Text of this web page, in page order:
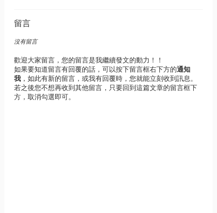
留言
沒有留言
歡迎大家留言，您的留言是我繼續發文的動力！！
如果要知道留言有回覆的話，可以按下留言框右下方的通知
我，如此有新的留言，或我有回覆時，您就能立刻收到訊息。
若之後您不想再收到其他留言，只要回到這篇文章的留言框下
方，取消勾選即可。